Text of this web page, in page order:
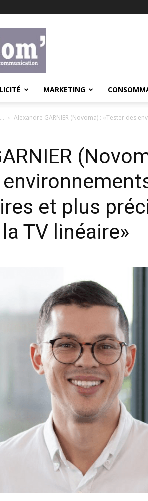
MARKETING
Alexandre GARNIER (Novoma) : «Tester des
et plus
TV linéaire»